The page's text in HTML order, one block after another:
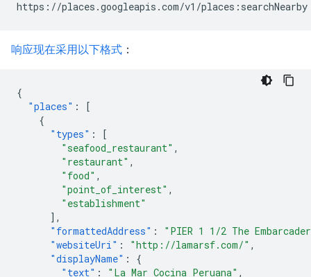
响应现在采用以下格式 ：
{
"places" :
[
{
"types" :
[
"seafood_restaurant" ,
"restaurant" ,
"food" ,
"point_of_interest" ,
"establishment"
],
"formattedAddress" :
"PIER 1 1/2 The
"websiteUri" : "http://lamarsf.com/" ,
"displayName" :
{
"text" : "La Mar Cocina Peruana" ,